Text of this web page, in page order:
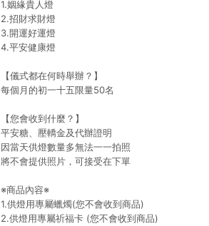
1.姻緣貴人燈
2.招財求財燈
3.開運好運燈
4.平安健康燈
【儀式都在何時舉辦？】
每個月的初一十五限量50名
【您會收到什麼？】
平安糖、壓轎金及代辦證明
因當天供燈數量多無法一一拍照
將不會提供照片，可接受在下單
※商品內容※
1.供燈用專屬蠟燭(您不會收到商品)
2.供燈用專屬祈福卡 (您不會收到商品)